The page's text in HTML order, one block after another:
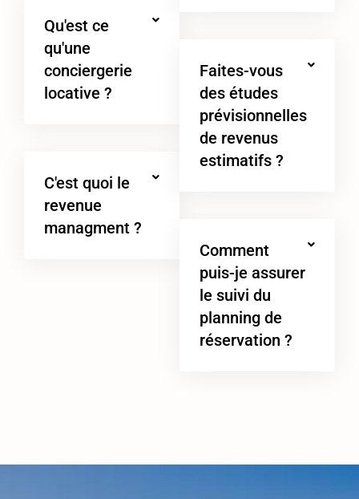
Qu'est ce
qu'une
conciergerie
locative ?
C'est quoi le
revenue
managment ?
Faites-vous
des études
prévisionnelles
de revenus
estimatifs ?
Comment
puis-je assurer
le suivi du
planning de
réservation ?